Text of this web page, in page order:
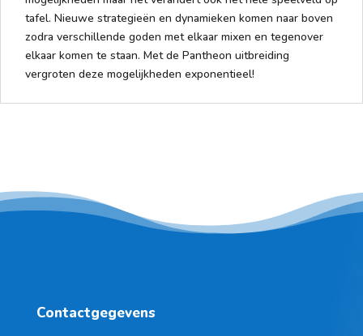
tafel. Nieuwe strategieën en dynamieken komen naar boven
zodra verschillende goden met elkaar mixen en tegenover
elkaar komen te staan. Met de Pantheon uitbreiding
vergroten deze mogelijkheden exponentieel!
Contactgegevens